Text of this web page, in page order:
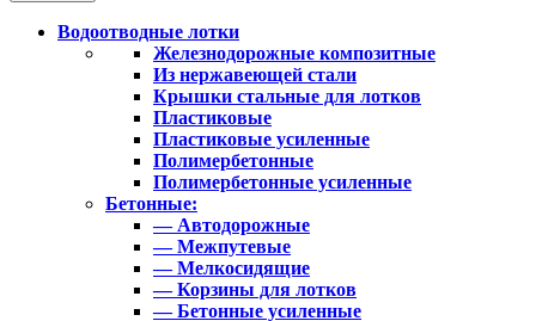
Водоотводные лотки
Железнодорожные композитные
Из нержавеющей стали
Крышки стальные для лотков
Пластиковые
Пластиковые усиленные
Полимербетонные
Полимербетонные усиленные
Бетонные:
— Автодорожные
— Межпутевые
— Мелкосидящие
— Корзины для лотков
— Бетонные усиленные